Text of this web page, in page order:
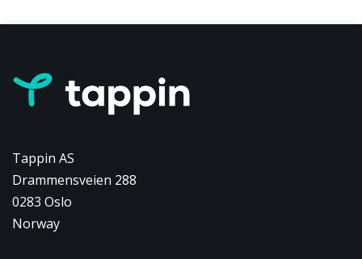
Tappin AS
Drammensveien 288
0283 Oslo
Norway